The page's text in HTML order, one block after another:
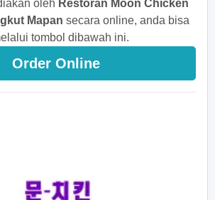
oleh Restoran Moon Chicken
Mapan secara online, anda bisa
tombol dibawah ini.
Order Online